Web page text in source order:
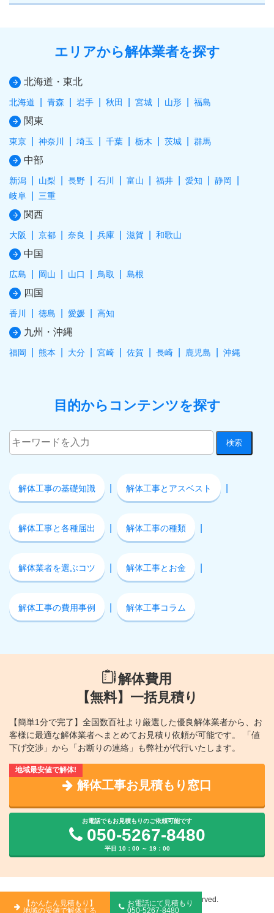
エリアから解体業者を探す
北海道・東北
北海道 青森 岩手 秋田 宮城 山形 福島
関東
東京 神奈川 埼玉 千葉 栃木 茨城 群馬
中部
新潟 山梨 長野 石川 富山 福井 愛知
静岡
岐阜
三重
関西
大阪 京都 奈良 兵庫 滋賀 和歌山
中国
広島 岡山 山口 鳥取 島根
四国
香川 徳島 愛媛 高知
九州・沖縄
福岡 熊本 大分 宮崎 佐賀 長崎 鹿児島 沖縄
【かんたん見積もり】
地域の安値で解体する
お電話にて見積もり
050-5267-8480
目的からコンテンツを探す
解体工事の基礎知識 解体工事とアスベスト
解体工事と各種届出 解体工事の種類
解体業者を選ぶコツ 解体工事とお金
解体工事の費用事例 解体工事コラム
解体費用
【無料】一括見積り
【簡単1分で完了】全国数百社より厳選した優良解体業者から、 お
客様に最適な解体業者へまとめてお見積り依頼が可能です。
「値
下げ交渉」から「お断りの連絡」も弊社が代行いたします。
解体工事お見積もり窓口
お電話でもお見積もりのご依頼可能です
050-5267-8480
平日 10：00 ～ 19：00
Copyright © 解体見積り広場 All Rights Reserved.